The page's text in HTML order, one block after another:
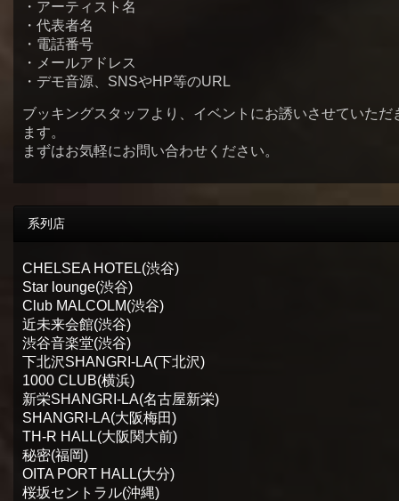
・アーティスト名
・代表者名
・電話番号
・メールアドレス
・デモ音源、SNSやHP等のURL
ブッキングスタッフより、イベントにお誘いさせていただ
ます。
まずはお気軽にお問い合わせください。
系列店
CHELSEA HOTEL(渋谷)
Star lounge(渋谷)
Club MALCOLM(渋谷)
近未来会館(渋谷)
渋谷音楽堂(渋谷)
下北沢SHANGRI-LA(下北沢)
1000 CLUB(横浜)
新栄SHANGRI-LA(名古屋新栄)
SHANGRI-LA(大阪梅田)
TH-R HALL(大阪関大前)
秘密(福岡)
OITA PORT HALL(大分)
桜坂セントラル(沖縄)